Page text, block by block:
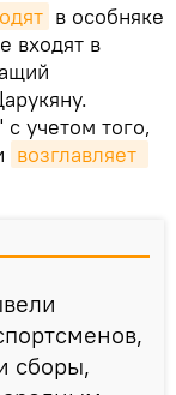
в особняке
входят в
учетом того,
сборы,